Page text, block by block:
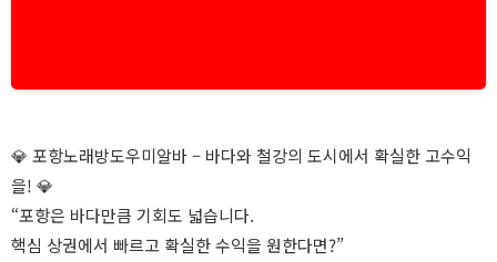
💎 포항노래방도우미알바 – 바다와 철강의 도시에서 확실한 고수익
을! 💎
“포항은 바다만큼 기회도 넓습니다.
핵심 상권에서 빠르고 확실한 수익을 원한다면?”